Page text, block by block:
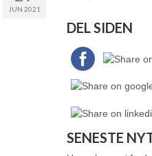
JUN 2021
DEL SIDEN
SENESTE